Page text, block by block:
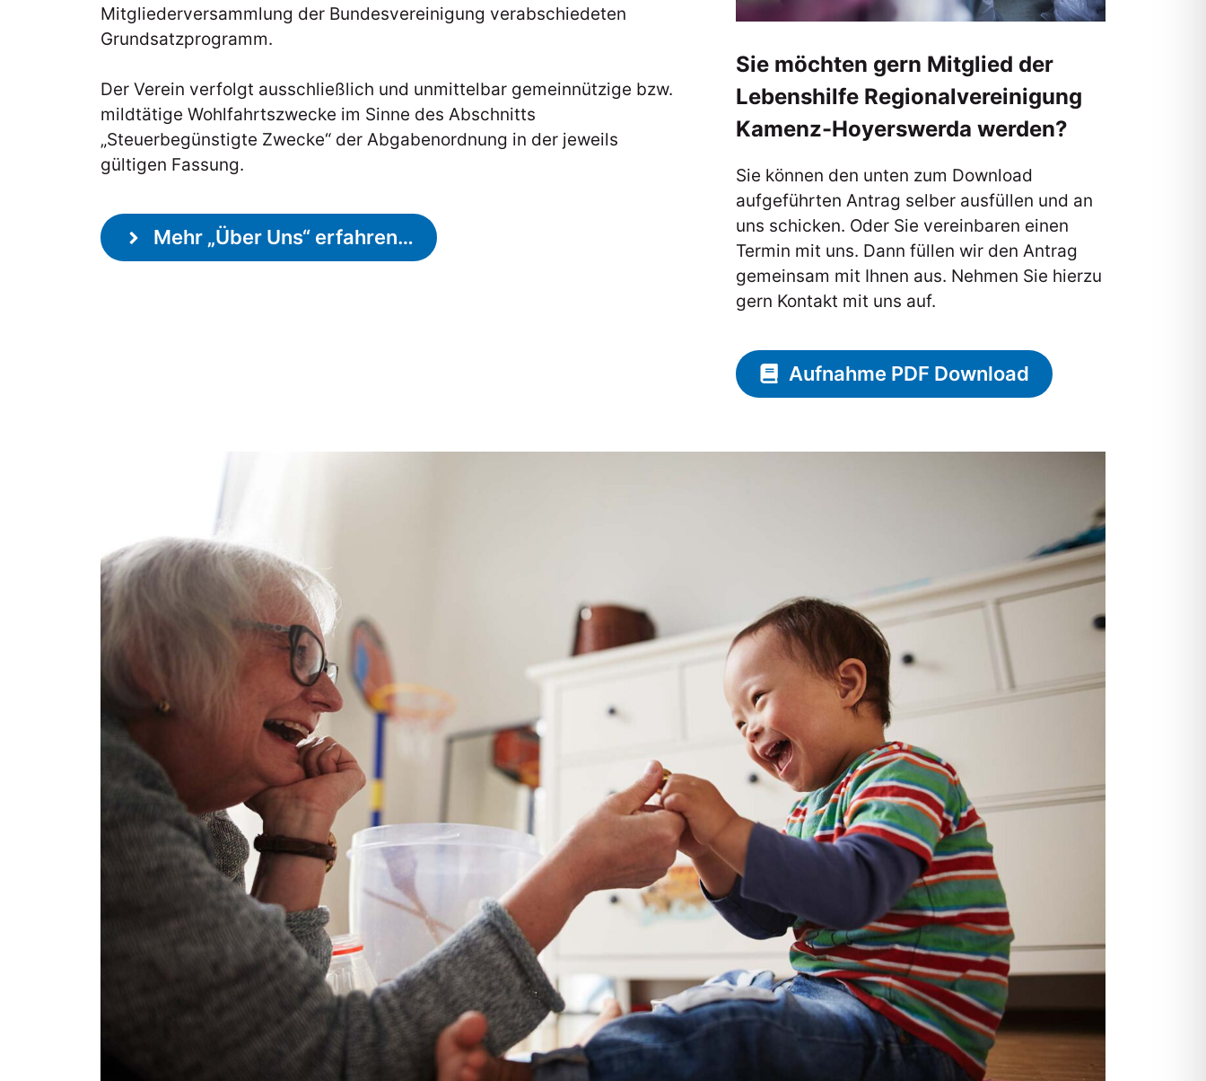
Mitgliederversammlung der Bundesvereinigung verabschiedeten
Grundsatzprogramm.
Der Verein verfolgt ausschließlich und unmittelbar gemeinnützige bzw.
mildtätige Wohlfahrtszwecke im Sinne des Abschnitts
„Steuerbegünstigte Zwecke“ der Abgabenordnung in der jeweils
gültigen Fassung.
Mehr „Über Uns“ erfahren…
Sie möchten gern Mitglied der
Lebenshilfe Regionalvereinigung
Kamenz-Hoyerswerda werden?
Sie können den unten zum Download
aufgeführten Antrag selber ausfüllen und an
uns schicken. Oder Sie vereinbaren einen
Termin mit uns. Dann füllen wir den Antrag
gemeinsam mit Ihnen aus. Nehmen Sie hierzu
gern Kontakt mit uns auf.
Aufnahme PDF Download